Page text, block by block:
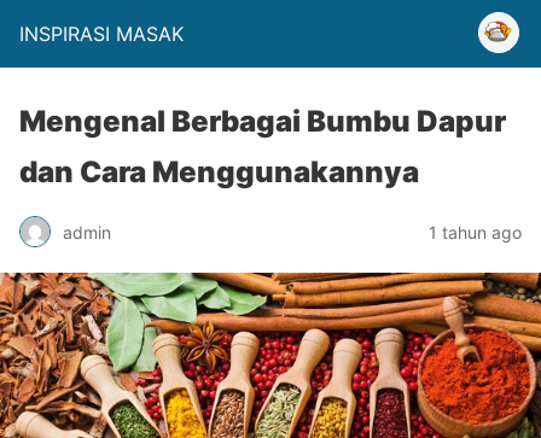
INSPIRASI MASAK
Mengenal Berbagai Bumbu Dapur
dan Cara Menggunakannya
admin 1 tahun ago